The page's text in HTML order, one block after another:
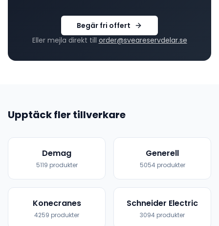
Begär fri offert
Eller mejla direkt till order@sveareservdelar.se
Upptäck fler tillverkare
Demag
5119 produkter
Generell
5054produkter
Konecranes
4259 produkter
Schneider Electric
3094 produkter